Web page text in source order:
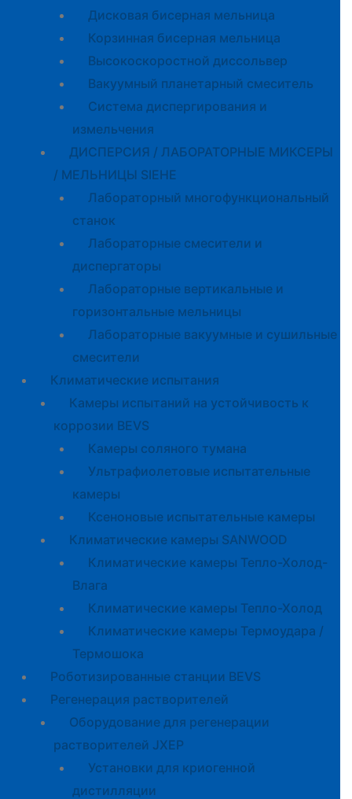
Дисковая бисерная мельница
Корзинная бисерная мельница
Высокоскоростной диссольвер
Вакуумный планетарный смеситель
Система диспергирования и
измельчения
ДИСПЕРСИЯ / ЛАБОРАТОРНЫЕ МИКСЕРЫ
/ МЕЛЬНИЦЫ SIEHE
Лабораторный многофункциональный
станок
Лабораторные смесители и
диспергаторы
Лабораторные вертикальные и
горизонтальные мельницы
Лабораторные вакуумные и сушильные
смесители
Климатические испытания
Камеры испытаний на устойчивость к
коррозии BEVS
Камеры соляного тумана
Ультрафиолетовые испытательные
камеры
Ксеноновые испытательные камеры
Климатические камеры SANWOOD
Климатические камеры Тепло-Холод-
Влага
Климатические камеры Тепло-Холод
Климатические камеры Термоудара /
Термошока
Роботизированные станции BEVS
Регенерация растворителей
Оборудование для регенерации
растворителей JXEP
Установки для криогенной
дистилляции